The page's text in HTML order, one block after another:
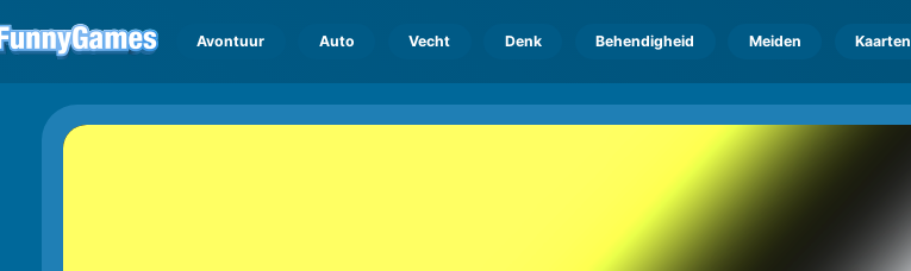
Avontuur Auto Vecht Denk Behendigheid Meiden Kaarten